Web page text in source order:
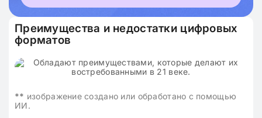
Преимущества и недостатки цифровых
форматов
** изображение создано или обработано с помощью
ИИ.